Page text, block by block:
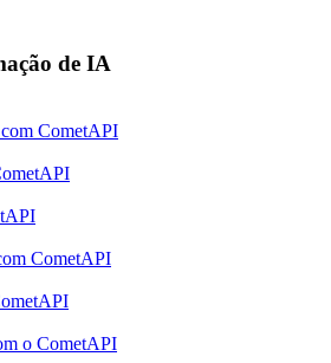
de IA
CometAPI
CometAPI
o CometAPI